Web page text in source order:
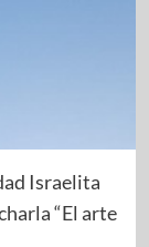
Israelita
“El arte